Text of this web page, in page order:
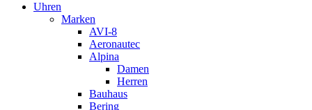
Uhren
Marken
AVI-8
Aeronautec
Alpina
Damen
Herren
Bauhaus
Bering